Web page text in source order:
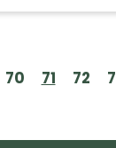
70 71 72